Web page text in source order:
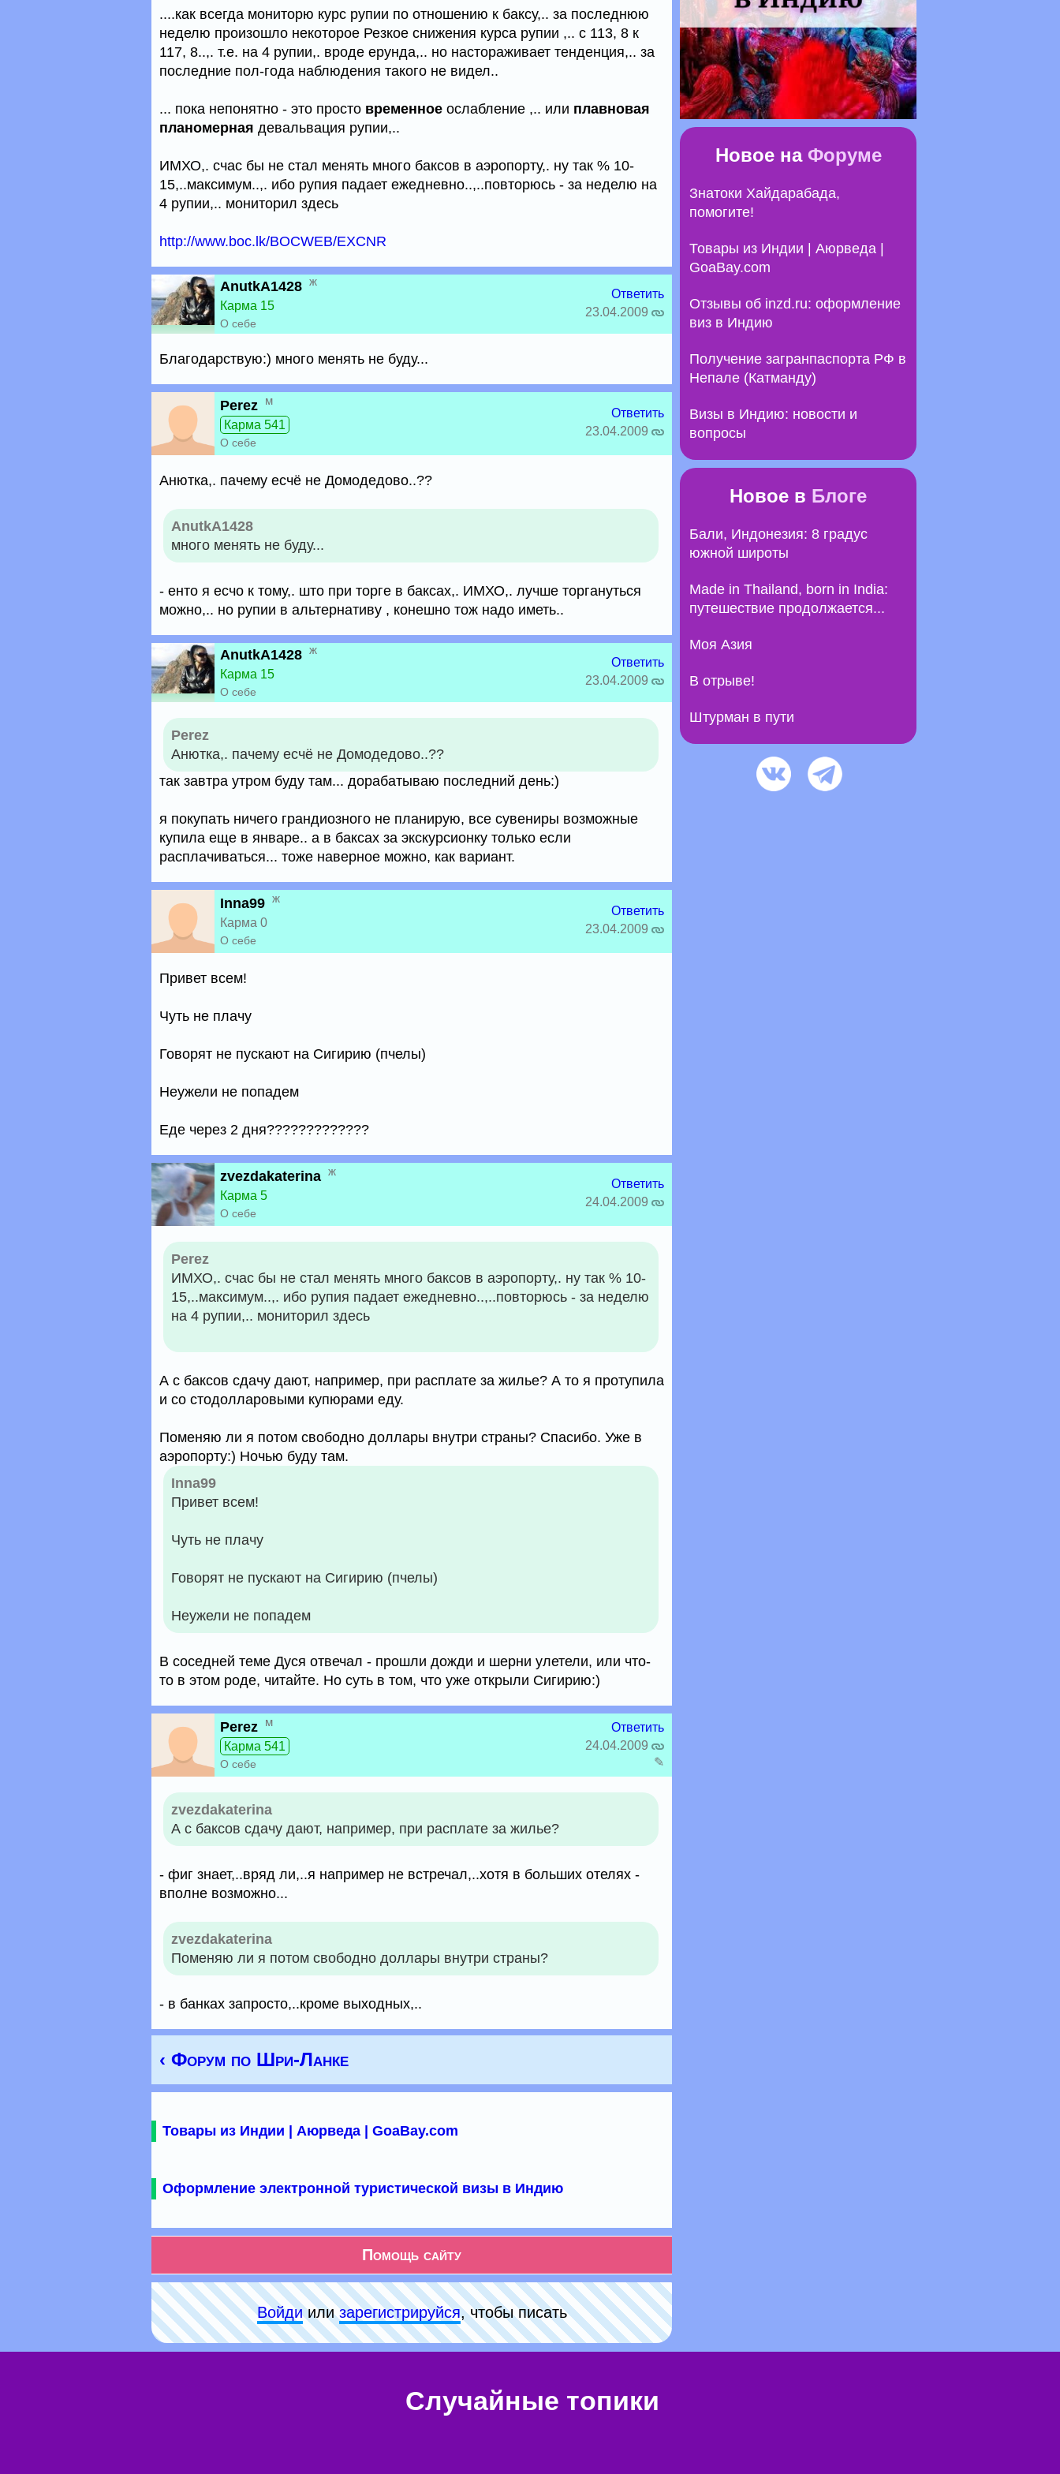
....как всегда мониторю курс рупии по отношению к баксу,.. за последнюю
неделю произошло некоторое Резкое снижения курса рупии ,.. с 113, 8 к
117, 8..,. т.е. на 4 рупии,. вроде ерунда,.. но настораживает тенденция,.. за
последние пол-года наблюдения такого не видел..
... пока непонятно - это просто временное ослабление ,.. или плавновая
планомерная девальвация рупии,..
ИМХО,. счас бы не стал менять много баксов в аэропорту,. ну так % 10-
15,..максимум..,. ибо рупия падает ежедневно..,..повторюсь - за неделю на
4 рупии,.. мониторил здесь
http://www.boc.lk/BOCWEB/EXCNR
AnutkA1428 ж
Карма 15
О себе
Ответить
23.04.2009
Благодарствую:) много менять не буду...
Perez м
Карма 541
О себе
Ответить
23.04.2009
Анютка,. пачему есчё не Домодедово..??
AnutkA1428
много менять не буду...
- енто я есчо к тому,. што при торге в баксах,. ИМХО,. лучше торгануться
можно,.. но рупии в альтернативу , конешно тож надо иметь..
AnutkA1428 ж
Карма 15
О себе
Ответить
23.04.2009
Perez
Анютка,. пачему есчё не Домодедово..??
так завтра утром буду там... дорабатываю последний день:)
я покупать ничего грандиозного не планирую, все сувениры возможные
купила еще в январе.. а в баксах за экскурсионку только если
расплачиваться... тоже наверное можно, как вариант.
Inna99 ж
Карма 0
О себе
Ответить
23.04.2009
Привет всем!
Чуть не плачу
Говорят не пускают на Сигирию (пчелы)
Неужели не попадем
Еде через 2 дня?????????????
zvezdakaterina ж
Карма 5
О себе
Ответить
24.04.2009
Perez
ИМХО,. счас бы не стал менять много баксов в аэропорту,. ну так % 10-
15,..максимум..,. ибо рупия падает ежедневно..,..повторюсь - за неделю
на 4 рупии,.. мониторил здесь
А с баксов сдачу дают, например, при расплате за жилье? А то я протупила
и со стодолларовыми купюрами еду.
Поменяю ли я потом свободно доллары внутри страны? Спасибо. Уже в
аэропорту:) Ночью буду там.
Inna99
Привет всем!
Чуть не плачу
Говорят не пускают на Сигирию (пчелы)
Неужели не попадем
В соседней теме Дуся отвечал - прошли дожди и шерни улетели, или что-
то в этом роде, читайте. Но суть в том, что уже открыли Сигирию:)
Perez м
Карма 541
О себе
Ответить
24.04.2009
✎
zvezdakaterina
А с баксов сдачу дают, например, при расплате за жилье?
- фиг знает,..вряд ли,..я например не встречал,..хотя в больших отелях -
вполне возможно...
zvezdakaterina
Поменяю ли я потом свободно доллары внутри страны?
- в банках запросто,..кроме выходных,..
‹ Форум по Шри-Ланке
Товары из Индии | Аюрведа | GoaBay.com
Оформление электронной туристической визы в Индию
Помощь сайту
Войдиилизарeгиcтpируйся, чтобы писать
Новое на Форуме
Знатоки Хайдарабада,
помогите!
Товары из Индии | Аюрведа |
GoaBay.com
Отзывы об inzd.ru: оформление
виз в Индию
Получение загранпаспорта РФ в
Непале (Катманду)
Визы в Индию: новости и
вопросы
Новое в Блоге
Бали, Индонезия: 8 градус
южной широты
Made in Thailand, born in India:
путешествие продолжается...
Моя Азия
В отрыве!
Штурман в пути
Случайные топики